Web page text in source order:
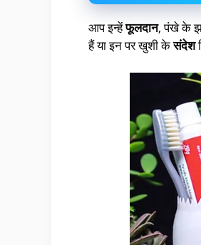
आप इन्हेंफूलदान, पंखे के
हैं या इन पर खुशी केसंदेश